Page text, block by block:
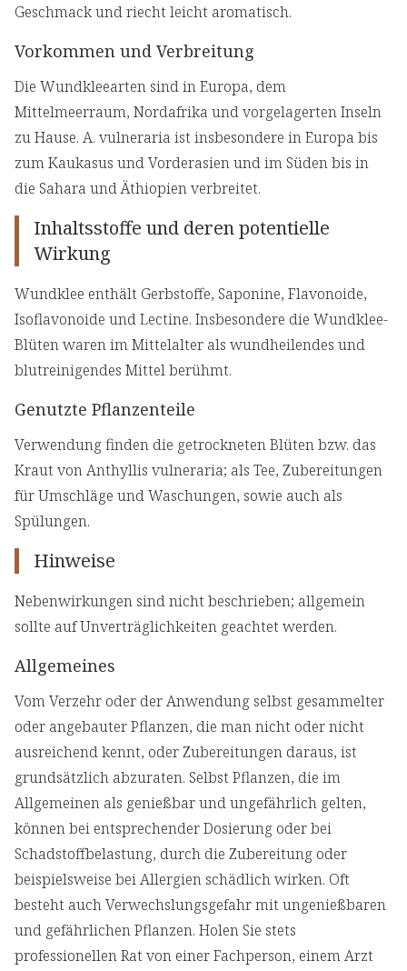
Geschmack und riecht leicht aromatisch.
Vorkommen und Verbreitung
Die Wundkleearten sind in Europa, dem
Mittelmeerraum, Nordafrika und vorgelagerten Inseln
zu Hause. A. vulneraria ist insbesondere in Europa bis
zum Kaukasus und Vorderasien und im Süden bis in
die Sahara und Äthiopien verbreitet.
Inhaltsstoffe und deren potentielle
Wirkung
Wundklee enthält Gerbstoffe, Saponine, Flavonoide,
Isoflavonoide und Lectine. Insbesondere die Wundklee-
Blüten waren im Mittelalter als wundheilendes und
blutreinigendes Mittel berühmt.
Genutzte Pflanzenteile
Verwendung finden die getrockneten Blüten bzw. das
Kraut von Anthyllis vulneraria; als Tee, Zubereitungen
für Umschläge und Waschungen, sowie auch als
Spülungen.
Hinweise
Nebenwirkungen sind nicht beschrieben; allgemein
sollte auf Unverträglichkeiten geachtet werden.
Allgemeines
Vom Verzehr oder der Anwendung selbst gesammelter
oder angebauter Pflanzen, die man nicht oder nicht
ausreichend kennt, oder Zubereitungen daraus, ist
grundsätzlich abzuraten. Selbst Pflanzen, die im
Allgemeinen als genießbar und ungefährlich gelten,
können bei entsprechender Dosierung oder bei
Schadstoffbelastung, durch die Zubereitung oder
beispielsweise bei Allergien schädlich wirken. Oft
besteht auch Verwechslungsgefahr mit ungenießbaren
und gefährlichen Pflanzen. Holen Sie stets
professionellen Rat von einer Fachperson, einem Arzt